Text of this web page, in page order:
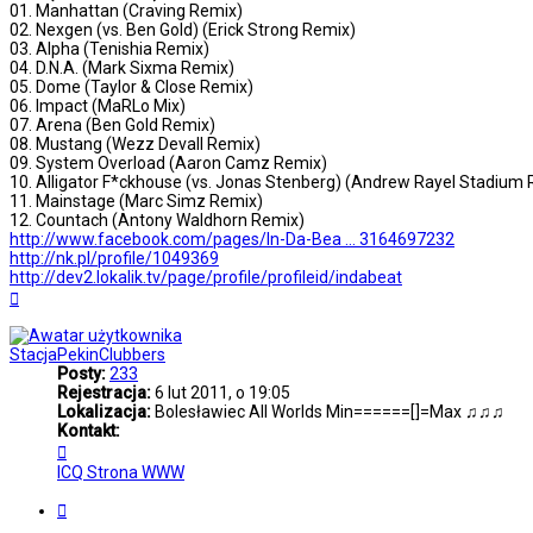
01. Manhattan (Craving Remix)
02. Nexgen (vs. Ben Gold) (Erick Strong Remix)
03. Alpha (Tenishia Remix)
04. D.N.A. (Mark Sixma Remix)
05. Dome (Taylor & Close Remix)
06. Impact (MaRLo Mix)
07. Arena (Ben Gold Remix)
08. Mustang (Wezz Devall Remix)
09. System Overload (Aaron Camz Remix)
10. Alligator F*ckhouse (vs. Jonas Stenberg) (Andrew Rayel Stadium
11. Mainstage (Marc Simz Remix)
12. Countach (Antony Waldhorn Remix)
http://www.facebook.com/pages/In-Da-Bea ... 3164697232
http://nk.pl/profile/1049369
http://dev2.lokalik.tv/page/profile/profileid/indabeat
StacjaPekinClubbers
Posty:233
Rejestracja:6 lut 2011, o 19:05
Lokalizacja: Bolesławiec All Worlds Min======[]=Max ♫♫♫
Kontakt:
się
z
ICQ Strona WWW